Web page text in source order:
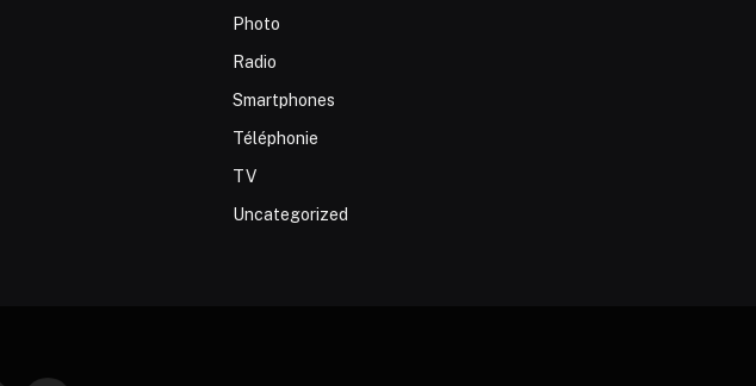
Photo
Radio
Smartphones
Téléphonie
TV
Uncategorized